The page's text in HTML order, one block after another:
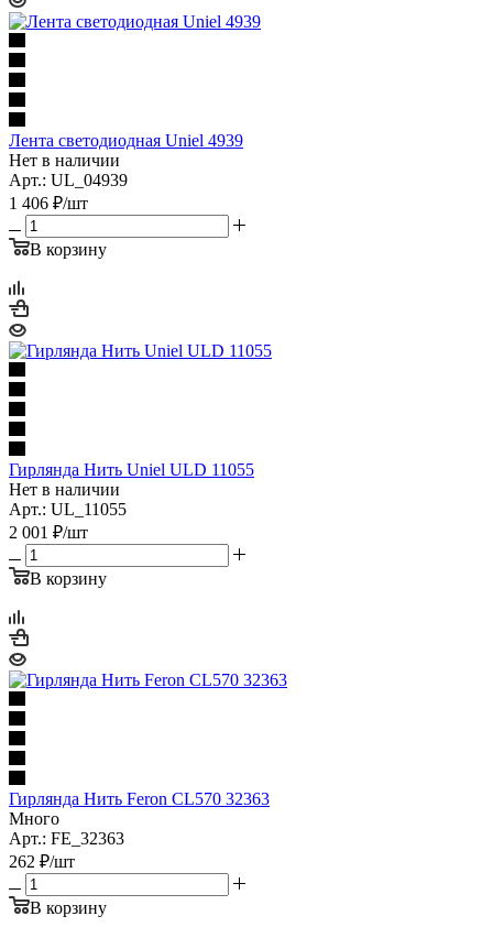
Лента светодиодная Uniel 4939
Нет в наличии
Арт.: UL_04939
1 406 ₽/шт
В корзину
Гирлянда Нить Uniel ULD 11055
Нет в наличии
Арт.: UL_11055
2 001 ₽/шт
В корзину
Гирлянда Нить Feron CL570 32363
Много
Арт.: FE_32363
262 ₽/шт
В корзину